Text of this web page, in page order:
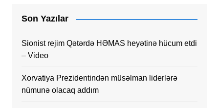
Son Yazılar
Sionist rejim Qətərdə HƏMAS heyətinə hücum etdi
– Video
Xorvatiya Prezidentindən müsəlman liderlərə
nümunə olacaq addım